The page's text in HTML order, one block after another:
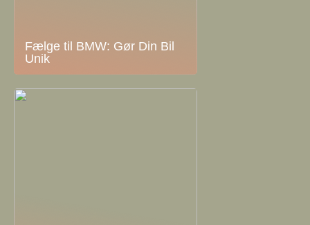
Fælge til BMW: Gør Din Bil
Unik